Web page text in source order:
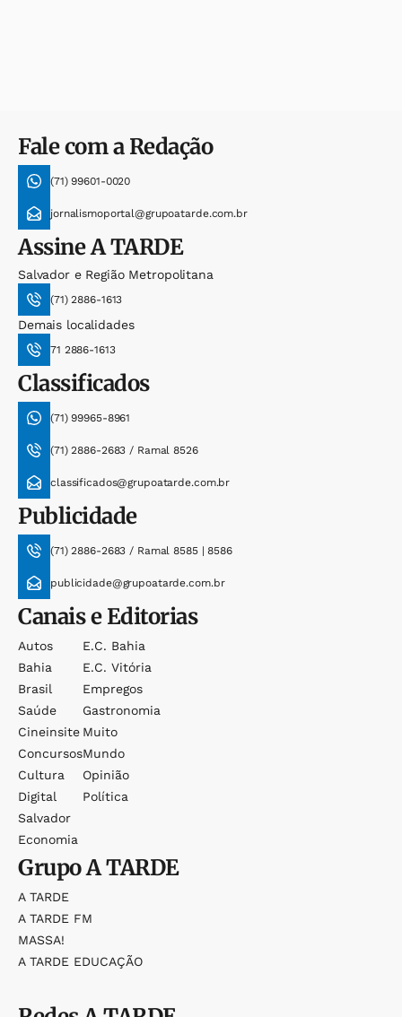
Fale com a Redação
(71) 99601-0020
jornalismoportal@grupoatarde.com.br
AssineA TARDE
Salvador e Região Metropolitana
(71) 2886-1613
Demais localidades
71 2886-1613
Classificados
(71) 99965-8961
(71) 2886-2683 / Ramal 8526
classificados@grupoatarde.com.br
Publicidade
(71) 2886-2683 / Ramal 8585 | 8586
publicidade@grupoatarde.com.br
Canais e Editorias
Autos
Bahia
Brasil
Saúde
Cineinsite
Concursos
Cultura
Digital
Salvador
Economia
E.c. Bahia
E.c. Vitória
Empregos
Gastronomia
Muito
Mundo
Opinião
Política
GrupoA TARDE
A TARDE
A TARDE FM
MASSA!
A TARDE EDUCAÇÃO